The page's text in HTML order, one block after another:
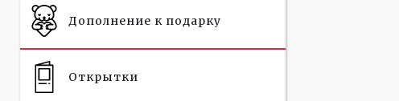
Дополнение к подарку
Открытки